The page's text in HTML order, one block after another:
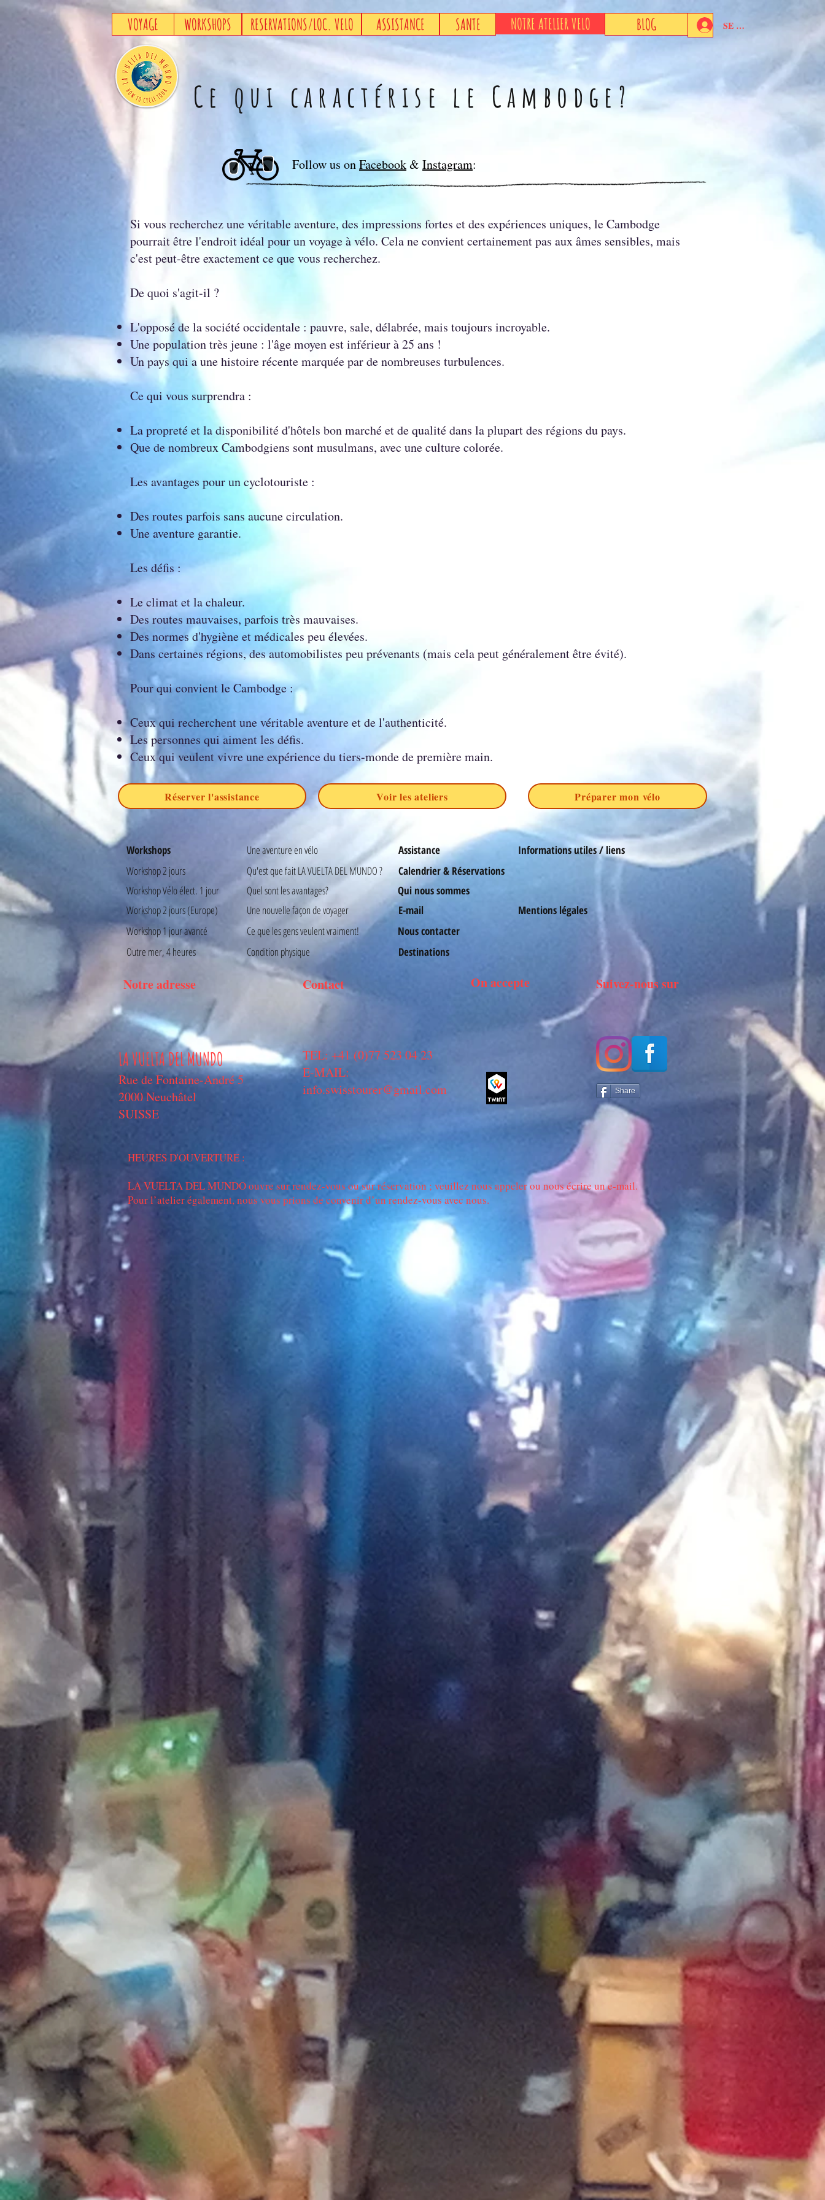
VOYAGE WORKSHOPS RESERVATIONS/LOC. VELO ASSISTANCE SANTE NOTRE ATELIER VELO SE CONNECTER
BLOG
Ce qui caractérise le Cambodge?
Follow us onFacebook& Instagram:
Si vous recherchez une véritable aventure, des impressions fortes et des expériences uniques, le Cambodge
pourrait être l'endroit idéal pour un voyage à vélo. Cela ne convient certainement pas aux âmes sensibles, mais
c'est peut-être exactement ce que vous recherchez.
De quoi s'agit-il ?
L'opposé de la société occidentale : pauvre, sale, délabrée, mais toujours incroyable.
Une population très jeune : l'âge moyen est inférieur à 25 ans !
Un pays qui a une histoire récente marquée par de nombreuses turbulences.
Ce qui vous surprendra :
La propreté et la disponibilité d'hôtels bon marché et de qualité dans la plupart des régions du pays.
Que de nombreux Cambodgiens sont musulmans, avec une culture colorée.
Les avantages pour un cyclotouriste :
Des routes parfois sans aucune circulation.
Une aventure garantie.
Les défis :
Le climat et la chaleur.
Des routes mauvaises, parfois très mauvaises.
Des normes d'hygiène et médicales peu élevées.
Dans certaines régions, des automobilistes peu prévenants (mais cela peut généralement être évité).
Pour qui convient le Cambodge :
Ceux qui recherchent une véritable aventure et de l'authenticité.
Les personnes qui aiment les défis.
Ceux qui veulent vivre une expérience du tiers-monde de première main.
Réserver l'assistance Voir les ateliers Préparer mon vélo
Workshops
Une aventure en vélo
Workshop 2 jours
Qu'est que fait LA VUELTA DEL MUNDO ?
Workshop Vélo élect. 1 jour
Quel sont les avantages?
Workshop 2 jours (Europe)
Une nouvelle façon de voyager
Workshop 1 jour avancé
Ce que les gens veulent vraiment!
Outre mer, 4 heures
Condition physique
Notre adresse Contact
Assistance
Informations utiles / liens
Calendrier & Réservations
Qui nous sommes
E-mail
Mentions légales
Nous contacter
On accepte Suivez-nous sur
LA VUELTA DEL MUNDO
Rue de Fontaine-André 5
2000 Neuchâtel
SUISSE
TEL: +41 (0)77 523 04 23
E-MAIL:
info.swisstourer@gmail.com
Share
HEURES D'OUVERTURE :
LA VUELTA DEL MUNDO ouvre sur rendez-vous ou sur réservation ; veuillez nous appeler ou nous écrire un e-mail.
Pour l’atelier également, nous vous prions de convenir d’un rendez-vous avec nous.
Destinations